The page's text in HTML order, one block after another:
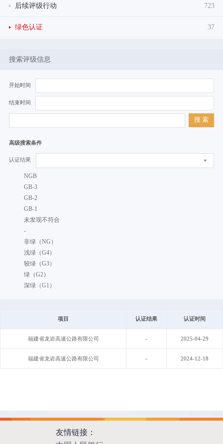
后续评级行动 723
绿色认证 37
搜索评级信息
开始时间
结束时间
搜 索
高级搜索条件
认证结果
NGB
GB-3
GB-2
GB-1
未发现不符合
-
非绿（NG）
浅绿（G4）
较绿（G3）
绿（G2）
深绿（G1）
项目 认证结果 认证时间
福建省龙岩高速公路有限公司 - 2025-04-29
福建省龙岩高速公路有限公司 - 2024-12-18
友情链接：